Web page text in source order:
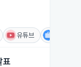
유튜브
표